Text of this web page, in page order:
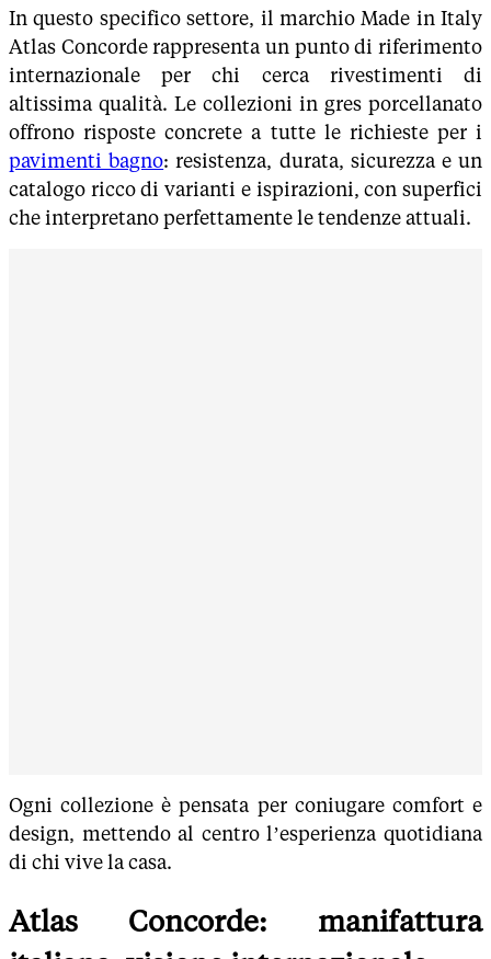
In questo specifico settore, il marchio Made in Italy
Atlas Concorde rappresenta un punto di riferimento
internazionale per chi cerca rivestimenti di
altissima qualità. Le collezioni in gres porcellanato
offrono risposte concrete a tutte le richieste per i
pavimenti bagno: resistenza, durata, sicurezza e un
catalogo ricco di varianti e ispirazioni, con superfici
che interpretano perfettamente le tendenze attuali.
Ogni collezione è pensata per coniugare comfort e
design, mettendo al centro l’esperienza quotidiana
di chi vive la casa.
Atlas Concorde: manifattura